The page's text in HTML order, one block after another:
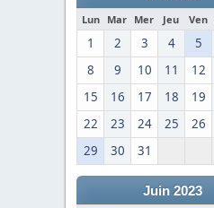
Lun Mar Mer Jeu Ven
1 2 3 4 5
8
9 10 11 12
15
16 17 18 19
22
23 24 25 26
29
30 31
Juin 2023